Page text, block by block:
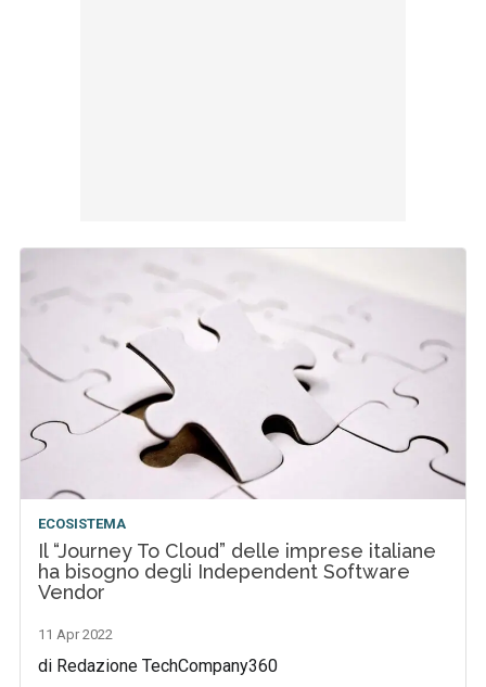
ECOSISTEMA
Il “Journey To Cloud” delle imprese italiane
ha bisogno degli Independent Software
Vendor
11 Apr 2022
di Redazione TechCompany360